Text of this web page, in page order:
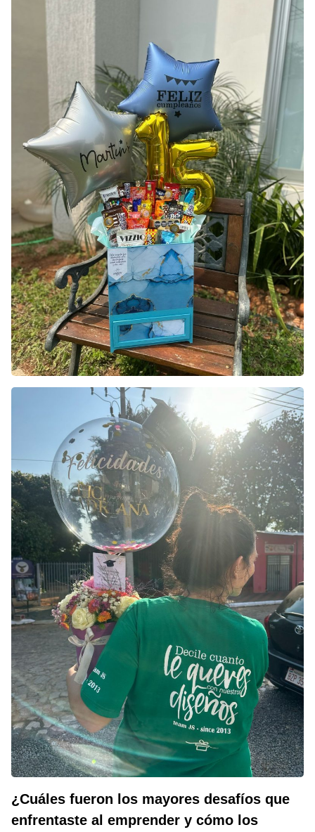
¿Cuáles fueron los mayores desafíos que
enfrentaste al emprender y cómo los